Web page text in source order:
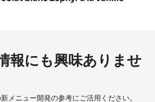
報にも興味ありませ
メニュー開発の参考にご活用ください。